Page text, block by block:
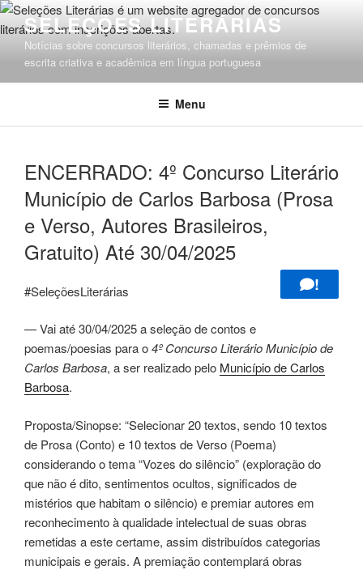
Pular
para
conteúdo
SELEÇÕES LITERÁRIAS
Notícias sobre concursos literários, chamadas e prêmios de
escrita criativa e acadêmica em língua portuguesa
Menu
ENCERRADO: 4º Concurso Literário
Município de Carlos Barbosa (Prosa
e Verso, Autores Brasileiros,
Gratuito) Até 30/04/2025
!
#SeleçõesLiterárias
— Vai até 30/04/2025 a seleção de contos e
poemas/poesias para o4º Concurso Literário Município de
Carlos Barbosa, a ser realizado pelo Município de Carlos
Barbosa.
Proposta/Sinopse: “Selecionar 20 textos, sendo 10 textos
de Prosa (Conto) e 10 textos de Verso (Poema)
considerando o tema “Vozes do silêncio” (exploração do
que não é dito, sentimentos ocultos, significados de
mistérios que habitam o silêncio) e premiar autores em
reconhecimento à qualidade intelectual de suas obras
remetidas a este certame, assim distribuídos categorias
municipais e gerais. A premiação contemplará obras